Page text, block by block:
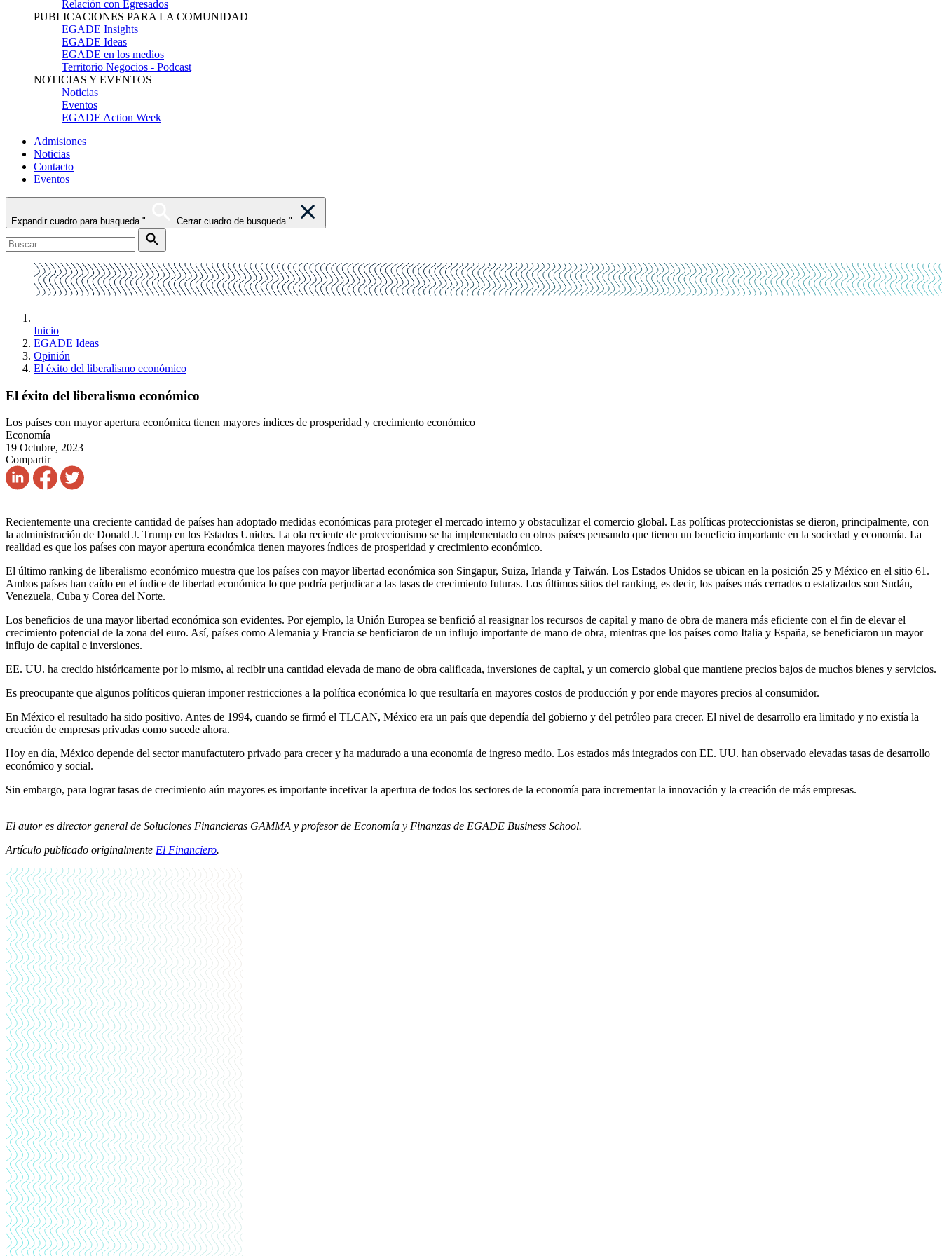
Relación con Egresados
PUBLICACIONES PARA LA COMUNIDAD
EGADE Insights
EGADE Ideas
EGADE en los medios
Territorio Negocios - Podcast
NOTICIAS Y EVENTOS
Noticias
Eventos
EGADE Action Week
Admisiones
Noticias
Contacto
Eventos
Expandir cuadro para busqueda." Cerrar cuadro de busqueda."
Inicio
EGADE Ideas
Opinión
El éxito del liberalismo económico
El éxito del liberalismo económico
Los países con mayor apertura económica tienen mayores índices de prosperidad y crecimiento económico
Economía
19 Octubre, 2023
Compartir
Recientemente una creciente cantidad de países han adoptado medidas económicas para proteger el mercado interno y obstaculizar el comercio global. Las políticas proteccionistas se dieron, principalmente, con
la administración de Donald J. Trump en los Estados Unidos. La ola reciente de proteccionismo se ha implementado en otros países pensando que tienen un beneficio importante en la sociedad y economía. La
realidad es que los países con mayor apertura económica tienen mayores índices de prosperidad y crecimiento económico.
El último ranking de liberalismo económico muestra que los países con mayor libertad económica son Singapur, Suiza, Irlanda y Taiwán. Los Estados Unidos se ubican en la posición 25 y México en el sitio 61.
Ambos países han caído en el índice de libertad económica lo que podría perjudicar a las tasas de crecimiento futuras. Los últimos sitios del ranking, es decir, los países más cerrados o estatizados son Sudán,
Venezuela, Cuba y Corea del Norte.
Los beneficios de una mayor libertad económica son evidentes. Por ejemplo, la Unión Europea se benfició al reasignar los recursos de capital y mano de obra de manera más eficiente con el fin de elevar el
crecimiento potencial de la zona del euro. Así, países como Alemania y Francia se benficiaron de un influjo importante de mano de obra, mientras que los países como Italia y España, se beneficiaron un mayor
influjo de capital e inversiones.
EE. UU. ha crecido históricamente por lo mismo, al recibir una cantidad elevada de mano de obra calificada, inversiones de capital, y un comercio global que mantiene precios bajos de muchos bienes y servicios.
Es preocupante que algunos políticos quieran imponer restricciones a la política económica lo que resultaría en mayores costos de producción y por ende mayores precios al consumidor.
En México el resultado ha sido positivo. Antes de 1994, cuando se firmó el TLCAN, México era un país que dependía del gobierno y del petróleo para crecer. El nivel de desarrollo era limitado y no existía la
creación de empresas privadas como sucede ahora.
Hoy en día, México depende del sector manufactutero privado para crecer y ha madurado a una economía de ingreso medio. Los estados más integrados con EE. UU. han observado elevadas tasas de desarrollo
económico y social.
Sin embargo, para lograr tasas de crecimiento aún mayores es importante incetivar la apertura de todos los sectores de la economía para incrementar la innovación y la creación de más empresas.
El autor es director general de Soluciones Financieras GAMMA y profesor de Economía y Finanzas de EGADE Business School.
Artículo publicado originalmente El Financiero.